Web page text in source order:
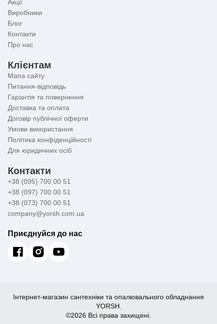
Акції
Виробники
Блог
Контакти
Про нас
Клієнтам
Мапа сайту
Питання-відповідь
Гарантія та повернення
Доставка та оплата
Договір публічної оферти
Умови використання
Політика конфіденційності
Для юридичних осіб
Контакти
+38 (095) 700 00 51
+38 (097) 700 00 51
+38 (073) 700 00 51
company@yorsh.com.ua
Приєднуйся до нас
Інтернет-магазин сантехніки та опалювального обладнання
YORSH.
©2026 Всі права захищені.